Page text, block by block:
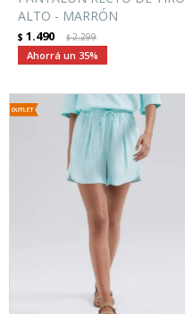
ALTO - MARRÓN
$ 1.490 $2.299
35